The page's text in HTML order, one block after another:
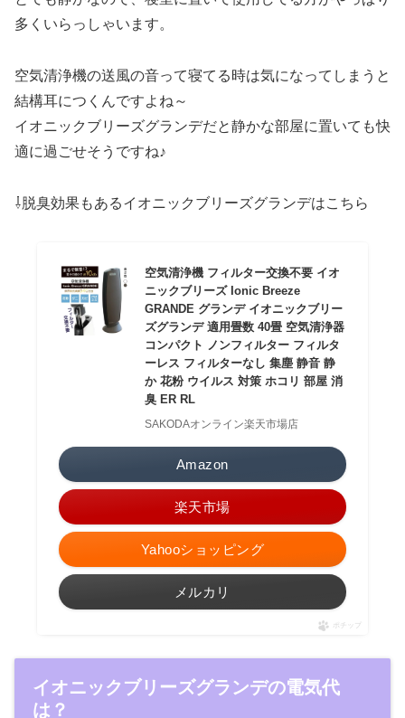
多くいらっしゃいます。
空気清浄機の送風の音って寝てる時は気になってしまうと
結構耳につくんですよね～
イオニックブリーズグランデだと静かな部屋に置いても快
適に過ごせそうですね♪
⇩脱臭効果もあるイオニックブリーズグランデはこちら
空気清浄機 フィルター交換不要 イオ
ニックブリーズ Ionic Breeze
GRANDE グランデ イオニックブリー
ズグランデ 適用畳数 40畳 空気清浄器
コンパクト ノンフィルター フィルタ
ーレス フィルターなし 集塵 静音 静
か 花粉 ウイルス 対策 ホコリ 部屋 消
臭 ER RL
SAKODAオンライン楽天市場店
Amazon
楽天市場
Yahooショッピング
メルカリ
ポチップ
イオニックブリーズグランデの電気代
は？